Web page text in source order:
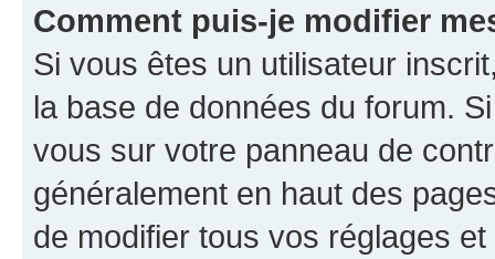
Comment puis-je modifier
Si vous êtes un utilisateur
la base de données du forum.
vous sur votre panneau de
généralement en haut des
de modifier tous vos réglages